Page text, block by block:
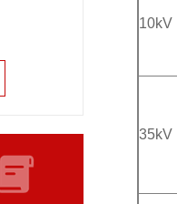
10kV
35kV